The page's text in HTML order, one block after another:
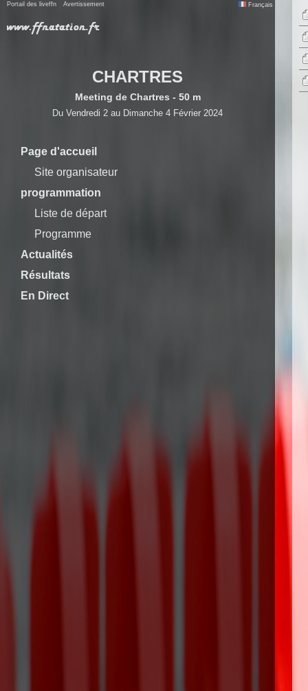
Portail des liveffn Avertissement Français
CHARTRES
Meeting de Chartres - 50 m
Du Vendredi 2 au Dimanche 4 Février 2024
Page d'accueil
Site organisateur
programmation
Liste de départ
Programme
Actualités
Résultats
En Direct